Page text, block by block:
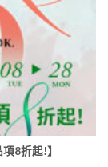
8折起!】